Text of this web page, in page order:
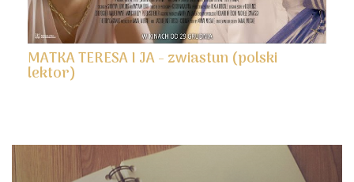
MATKA TERESA I JA - zwiastun (polski
lektor)